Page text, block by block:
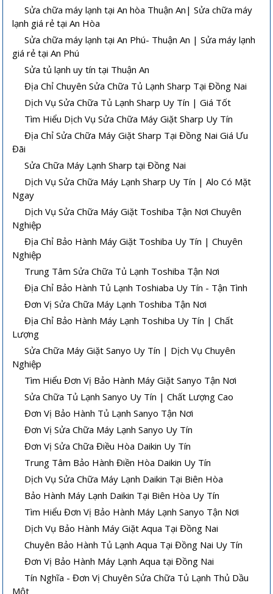
Sửa chữa máy lạnh tại An hòa Thuận An| Sửa chữa máy
lạnh giá rẻ tại An Hòa
Sửa chữa máy lạnh tại An Phú- Thuận An | Sửa máy lạnh
giá rẻ tại An Phú
Sửa tủ lạnh uy tín tại Thuận An
Địa Chỉ Chuyên Sửa Chữa Tủ Lạnh Sharp Tại Đồng Nai
Dịch Vụ Sửa Chữa Tủ Lạnh Sharp Uy Tín | Giá Tốt
Tìm Hiểu Dịch Vụ Sửa Chữa Máy Giặt Sharp Uy Tín
Địa Chỉ Sửa Chữa Máy Giặt Sharp Tại Đồng Nai Giá Ưu
Đãi
Sửa Chữa Máy Lạnh Sharp tại Đồng Nai
Dịch Vụ Sửa Chữa Máy Lạnh Sharp Uy Tín | Alo Có Mặt
Ngay
Dịch Vụ Sửa Chữa Máy Giặt Toshiba Tận Nơi Chuyên
Nghiệp
Địa Chỉ Bảo Hành Máy Giặt Toshiba Uy Tín | Chuyên
Nghiệp
Trung Tâm Sửa Chữa Tủ Lạnh Toshiba Tận Nơi
Địa Chỉ Bảo Hành Tủ Lạnh Toshiaba Uy Tín - Tận Tình
Đơn Vị Sửa Chữa Máy Lạnh Toshiba Tận Nơi
Địa Chỉ Bảo Hành Máy Lạnh Toshiba Uy Tín | Chất
Lượng
Sửa Chữa Máy Giặt Sanyo Uy Tín | Dịch Vụ Chuyên
Nghiệp
Tìm Hiểu Đơn Vị Bảo Hành Máy Giặt Sanyo Tận Nơi
Sửa Chữa Tủ Lạnh Sanyo Uy Tín | Chất Lượng Cao
Đơn Vị Bảo Hành Tủ Lạnh Sanyo Tận Nơi
Đơn Vị Sửa Chữa Máy Lạnh Sanyo Uy Tín
Đơn Vị Sửa Chữa Điều Hòa Daikin Uy Tín
Trung Tâm Bảo Hành Điền Hòa Daikin Uy Tín
Dịch Vụ Sửa Chữa Máy Lạnh Daikin Tại Biên Hòa
Bảo Hành Máy Lạnh Daikin Tại Biên Hòa Uy Tín
Tìm Hiểu Đơn Vị Bảo Hành Máy Lạnh Sanyo Tận Nơi
Dịch Vụ Bảo Hành Máy Giặt Aqua Tại Đồng Nai
Chuyên Bảo Hành Tủ Lạnh Aqua Tại Đồng Nai Uy Tín
Đơn Vị Bảo Hành Máy Lạnh Aqua tại Đồng Nai
Tín Nghĩa - Đơn Vị Chuyên Sửa Chữa Tủ Lạnh Thủ Dầu
Một